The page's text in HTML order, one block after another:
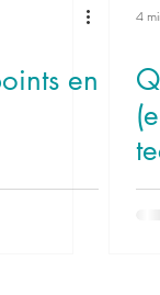
en
4